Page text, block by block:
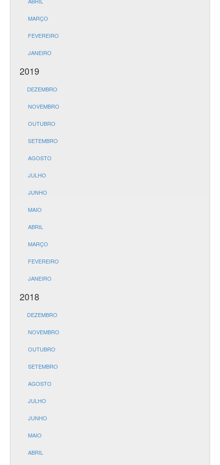
MARÇO
FEVEREIRO
JANEIRO
2019
DEZEMBRO
NOVEMBRO
OUTUBRO
SETEMBRO
AGOSTO
JULHO
JUNHO
MAIO
ABRIL
MARÇO
FEVEREIRO
JANEIRO
2018
DEZEMBRO
NOVEMBRO
OUTUBRO
SETEMBRO
AGOSTO
JULHO
JUNHO
MAIO
ABRIL